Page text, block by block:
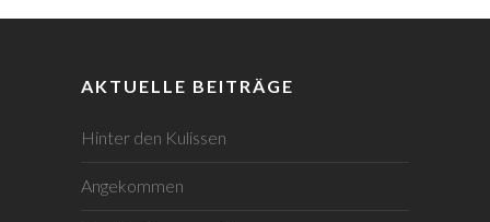
AKTUELLE BEITRÄGE
Hinter den Kulissen
Angekommen